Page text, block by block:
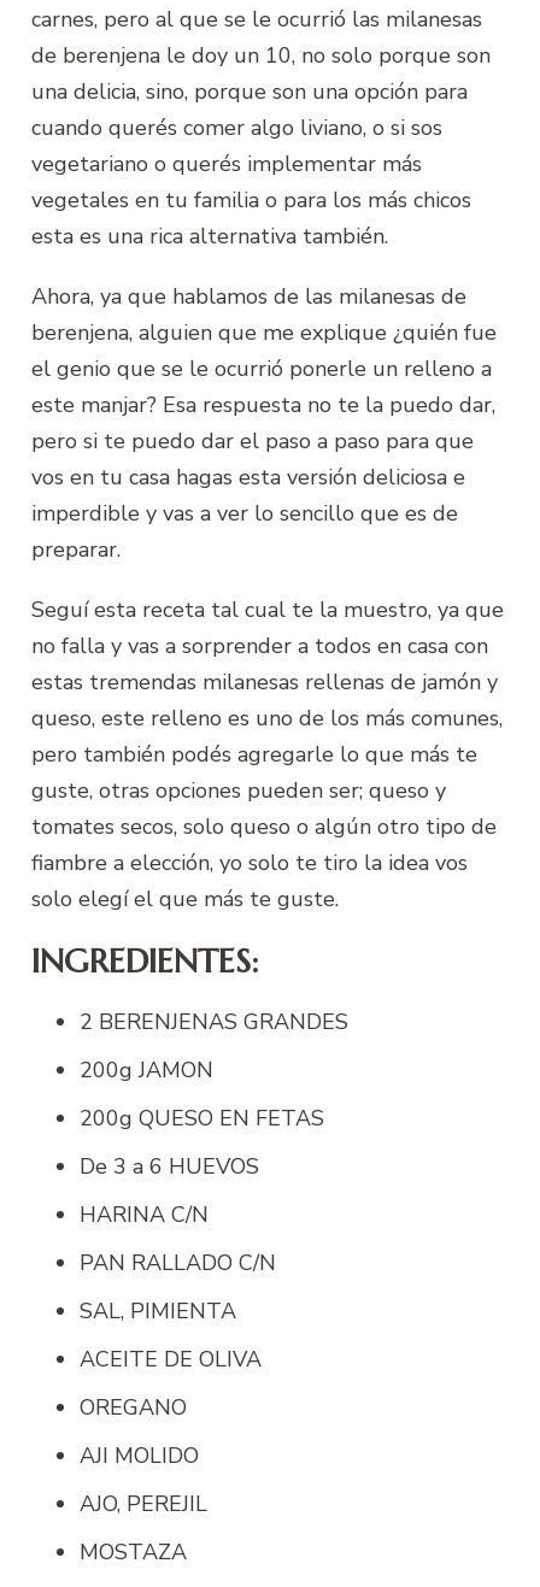
carnes, pero al que se le ocurrió las milanesas
de berenjena le doy un 10, no solo porque son
una delicia, sino, porque son una opción para
cuando querés comer algo liviano, o si sos
vegetariano o querés implementar más
vegetales en tu familia o para los más chicos
esta es una rica alternativa también.
Ahora, ya que hablamos de las milanesas de
berenjena, alguien que me explique ¿quién fue
el genio que se le ocurrió ponerle un relleno a
este manjar? Esa respuesta no te la puedo dar,
pero si te puedo dar el paso a paso para que
vos en tu casa hagas esta versión deliciosa e
imperdible y vas a ver lo sencillo que es de
preparar.
Seguí esta receta tal cual te la muestro, ya que
no falla y vas a sorprender a todos en casa con
estas tremendas milanesas rellenas de jamón y
queso, este relleno es uno de los más comunes,
pero también podés agregarle lo que más te
guste, otras opciones pueden ser; queso y
tomates secos, solo queso o algún otro tipo de
fiambre a elección, yo solo te tiro la idea vos
solo elegí el que más te guste.
INGREDIENTES:
2 BERENJENAS GRANDES
200g JAMON
200g QUESO EN FETAS
De 3 a 6 HUEVOS
HARINA C/N
PAN RALLADO C/N
SAL, PIMIENTA
ACEITE DE OLIVA
OREGANO
AJI MOLIDO
AJO, PEREJIL
MOSTAZA